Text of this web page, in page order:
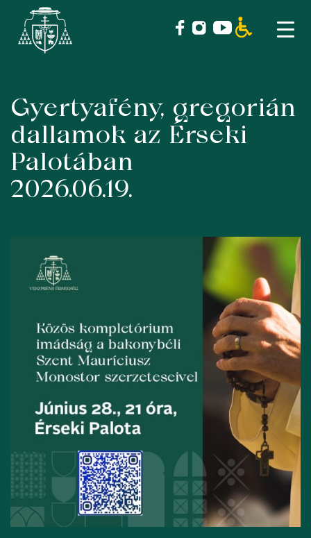
Skip
content
Gyertyafény, gregorián
dallamok az Érseki
Palotában
2026.06.19.